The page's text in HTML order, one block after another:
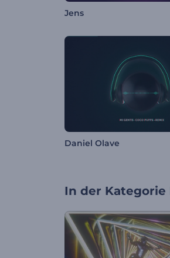
Jens
Daniel Olave
In der Kategorie